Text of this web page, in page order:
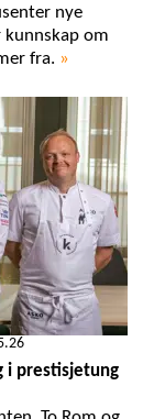
nye
om
fra. »
i prestisjetung